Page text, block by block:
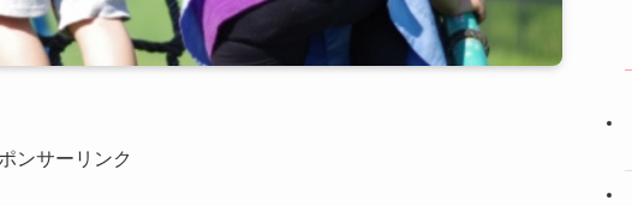
ンサーリンク